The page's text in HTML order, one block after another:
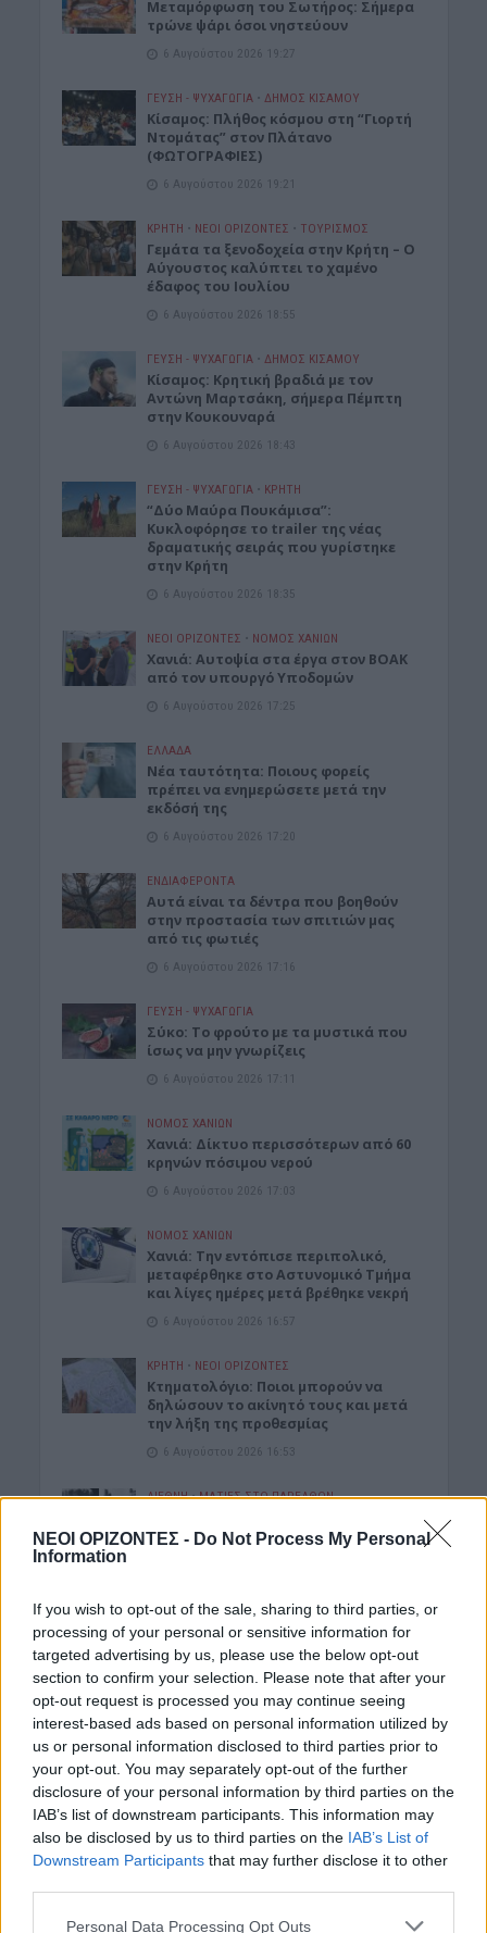
ΝΕΟΙ ΟΡΙΖΟΝΤΕΣ - Do Not Process My Personal
Information
If you wish to opt-out of the sale, sharing to third parties, or
processing of your personal or sensitive information for
targeted advertising by us, please use the below opt-out
section to confirm your selection. Please note that after your
opt-out request is processed you may continue seeing
interest-based ads based on personal information utilized by
us or personal information disclosed to third parties prior to
your opt-out. You may separately opt-out of the further
disclosure of your personal information by third parties on the
IAB’s list of downstream participants. This information may
also be disclosed by us to third parties on the IAB’s List of
Downstream Participants that may further disclose it to other
Personal Data Processing Opt Outs
Μεταμόρφωση του Σωτήρος: Σήμερα
τρώνε ψάρι όσοι νηστεύουν
6 Αυγούστου 2026 19:27
ΓΕΎΣΗ - ΨΥΧΑΓΩΓΊΑ • ΔΉΜΟΣ ΚΙΣΆΜΟΥ
Κίσαμος: Πλήθος κόσμου στη “Γιορτή
Ντομάτας” στον Πλάτανο
(ΦΩΤΟΓΡΑΦΙΕΣ)
6 Αυγούστου 2026 19:21
ΚΡΗΤΗ • ΝΕΟΙ ΟΡΙΖΟΝΤΕΣ • ΤΟΥΡΙΣΜΟΣ
Γεμάτα τα ξενοδοχεία στην Κρήτη – Ο
Αύγουστος καλύπτει το χαμένο
έδαφος του Ιουλίου
6 Αυγούστου 2026 18:55
ΓΕΎΣΗ - ΨΥΧΑΓΩΓΊΑ • ΔΉΜΟΣ ΚΙΣΆΜΟΥ
Kίσαμος: Κρητική βραδιά με τον
Αντώνη Μαρτσάκη, σήμερα Πέμπτη
στην Κουκουναρά
6 Αυγούστου 2026 18:43
ΓΕΎΣΗ - ΨΥΧΑΓΩΓΊΑ • ΚΡΗΤΗ
“Δύο Μαύρα Πουκάμισα”:
Κυκλοφόρησε το trailer της νέας
δραματικής σειράς που γυρίστηκε
στην Κρήτη
6 Αυγούστου 2026 18:35
ΝΕΟΙ ΟΡΙΖΟΝΤΕΣ • ΝΟΜΌΣ ΧΑΝΊΩΝ
Χανιά: Αυτοψία στα έργα στον ΒΟΑΚ
από τον υπουργό Υποδομών
6 Αυγούστου 2026 17:25
ΕΛΛΑΔΑ
Νέα ταυτότητα: Ποιους φορείς
πρέπει να ενημερώσετε μετά την
εκδόσή της
6 Αυγούστου 2026 17:20
ΕΝΔΙΑΦΕΡΟΝΤΑ
Αυτά είναι τα δέντρα που βοηθούν
στην προστασία των σπιτιών μας
από τις φωτιές
6 Αυγούστου 2026 17:16
ΓΕΎΣΗ - ΨΥΧΑΓΩΓΊΑ
Σύκο: Το φρούτο με τα μυστικά που
ίσως να μην γνωρίζεις
6 Αυγούστου 2026 17:11
ΝΟΜΌΣ ΧΑΝΊΩΝ
Xανιά: Δίκτυο περισσότερων από 60
κρηνών πόσιμου νερού
6 Αυγούστου 2026 17:03
ΝΟΜΌΣ ΧΑΝΊΩΝ
Χανιά: Την εντόπισε περιπολικό,
μεταφέρθηκε στο Αστυνομικό Τμήμα
και λίγες ημέρες μετά βρέθηκε νεκρή
6 Αυγούστου 2026 16:57
ΚΡΗΤΗ • ΝΕΟΙ ΟΡΙΖΟΝΤΕΣ
Κτηματολόγιο: Ποιοι μπορούν να
δηλώσουν το ακίνητό τους και μετά
την λήξη της προθεσμίας
6 Αυγούστου 2026 16:53
ΔΙΕΘΝΗ • ΜΑΤΙΕΣ ΣΤΟ ΠΑΡΕΛΘΟΝ
όλεθρο που άλλαξε την
ΕΝΔΙΑΦΕΡΟΝΤΑ
Tα ζώδια της Πέμπτης 6 Αυγούστου
6 Αυγούστου 2026 08:06
Δημοφιλή αυτή την εβδομάδα